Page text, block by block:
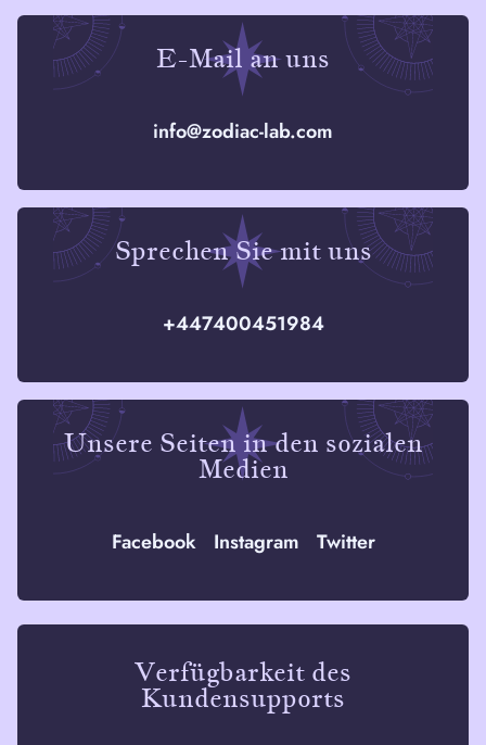
E-Mail an uns
info@zodiac-lab.com
Sprechen Sie mit uns
+447400451984
Unsere Seiten in den sozialen
Medien
Facebook Instagram Twitter
Verfügbarkeit des
Kundensupports